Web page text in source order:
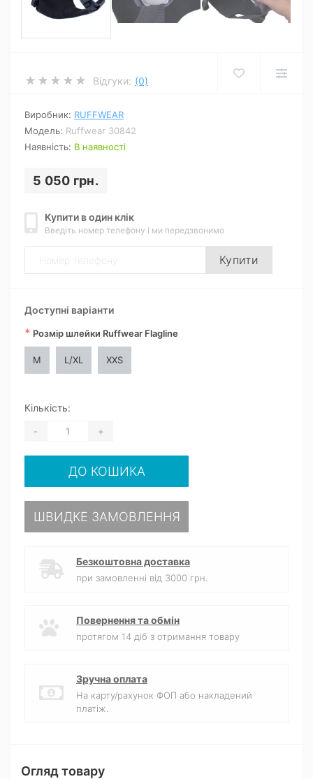
Відгуки: (0)
Виробник: RUFFWEAR
Модель: Ruffwear 30842
Наявність: В наявності
5 050 грн.
Купити в один клік
Введіть номер телефону і ми передзвонимо
Купити
Доступні варіанти
* Розмір шлейки Ruffwear Flagline
M L/XL XXS
Кількість:
- +
ДО КОШИКА
ШВИДКЕ ЗАМОВЛЕННЯ
Безкоштовна доставка
при замовленні від 3000 грн.
Повернення та обмін
протягом 14 діб з отримання товару
Зручна оплата
На карту/рахунок ФОП або накладений
платіж.
Огляд товару